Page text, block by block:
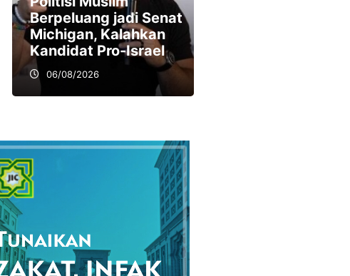
Berpeluang jadi Senat
Michigan, Kalahkan
Kandidat Pro-Israel
06/08/2026